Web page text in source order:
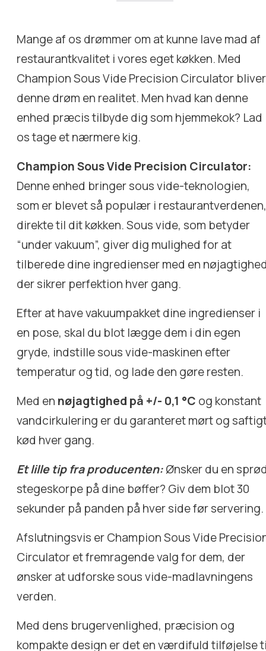
Mange af os drømmer om at kunne lave mad af
restaurantkvalitet i vores eget køkken. Med
Champion Sous Vide Precision Circulator bliver
denne drøm en realitet. Men hvad kan denne
enhed præcis tilbyde dig som hjemmekok? Lad
os tage et nærmere kig.
Champion Sous Vide Precision Circulator:
Denne enhed bringer sous vide-teknologien,
som er blevet så populær i
direkte til dit køkken. Sous vide, som betyder
“under vakuum”, giver dig mulighed for at
tilberede dine ingredienser med en
der sikrer perfektion hver gang.
Efter at have vakuumpakket dine ingredienser i
en pose, skal du blot lægge dem i din egen
gryde, indstille sous vide-maskinen efter
temperatur og tid, og lade den gøre resten.
Med en nøjagtighed på +/- 0,1 °C og konstant
vandcirkulering er du garanteret mørt og
kød hver gang.
Et lille tip fra producenten:Ønsker du en
stegeskorpe på dine bøffer? Giv dem blot 30
sekunder på panden på hver side før servering.
Afslutningsvis er Champion Sous Vide
Circulator et fremragende valg for dem, der
ønsker at udforske sous vide-madlavningens
verden.
Med dens brugervenlighed, præcision og
kompakte design er det en værdifuld tilføjelse